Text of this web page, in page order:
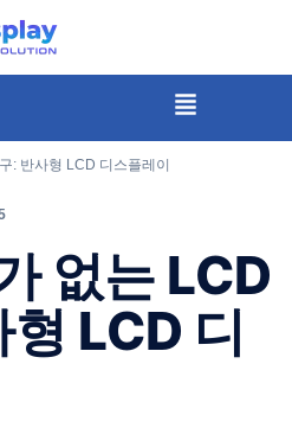
메
뉴
: 반사형 LCD 디스플레이
없는 LCD
LCD 디